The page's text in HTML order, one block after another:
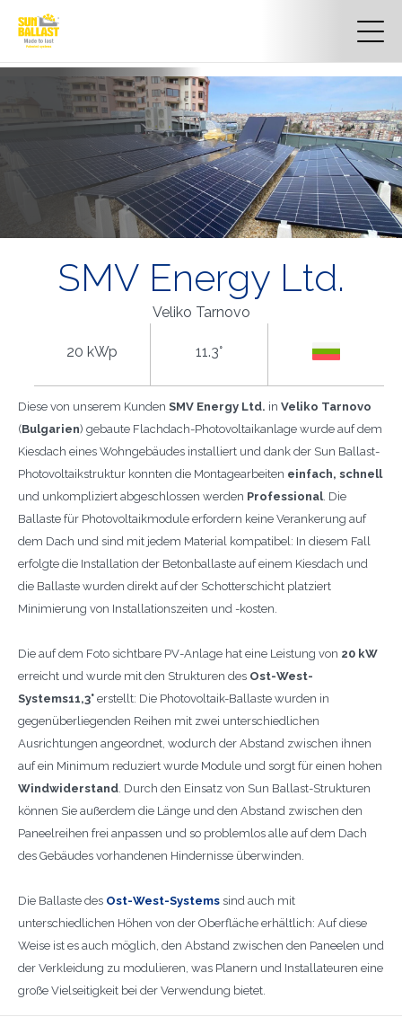
SMV Energy Ltd.
Veliko Tarnovo
20 kWp 11.3°
Diese von unserem Kunden SMV Energy Ltd. in Veliko Tarnovo
(Bulgarien) gebaute Flachdach-Photovoltaikanlage wurde auf dem
Kiesdach eines Wohngebäudes installiert und dank der Sun Ballast-
Photovoltaikstruktur konnten die Montagearbeiten einfach, schnell
und unkompliziert abgeschlossen werden Professional. Die
Ballaste für Photovoltaikmodule erfordern keine Verankerung auf
dem Dach und sind mit jedem Material kompatibel: In diesem Fall
erfolgte die Installation der Betonballaste auf einem Kiesdach und
die Ballaste wurden direkt auf der Schotterschicht platziert
Minimierung von Installationszeiten und -kosten.
Die auf dem Foto sichtbare PV-Anlage hat eine Leistung von 20 kW
erreicht und wurde mit den Strukturen des Ost-West-
Systems11,3° erstellt: Die Photovoltaik-Ballaste wurden in
gegenüberliegenden Reihen mit zwei unterschiedlichen
Ausrichtungen angeordnet, wodurch der Abstand zwischen ihnen
auf ein Minimum reduziert wurde Module und sorgt für einen hohen
Windwiderstand. Durch den Einsatz von Sun Ballast-Strukturen
können Sie außerdem die Länge und den Abstand zwischen den
Paneelreihen frei anpassen und so problemlos alle auf dem Dach
des Gebäudes vorhandenen Hindernisse überwinden.
Die Ballaste des Ost-West-Systems sind auch mit
unterschiedlichen Höhen von der Oberfläche erhältlich: Auf diese
Weise ist es auch möglich, den Abstand zwischen den Paneelen und
der Verkleidung zu modulieren, was Planern und Installateuren eine
große Vielseitigkeit bei der Verwendung bietet.